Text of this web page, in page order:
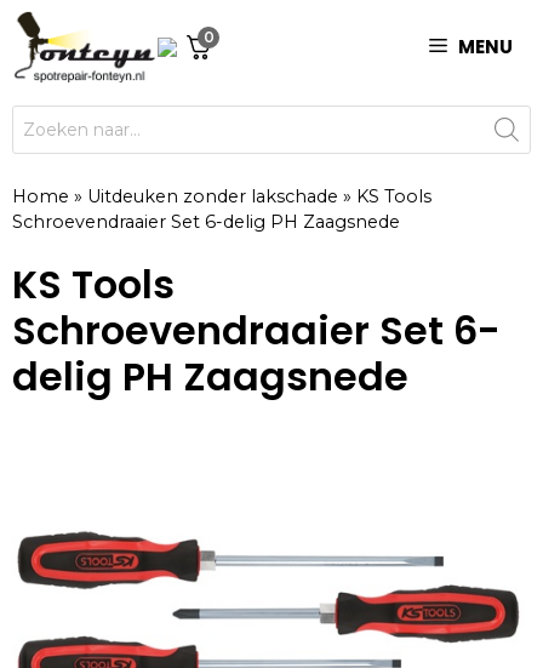
Ga
naar
de
inhoud
0 MENU
Producten
zoeken
Home » Uitdeuken zonder lakschade » KS Tools
Schroevendraaier Set 6-delig PH Zaagsnede
KS Tools
Schroevendraaier Set 6-
delig PH Zaagsnede